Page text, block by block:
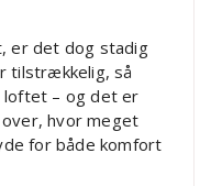
er det dog stadig
tilstrækkelig, så
loftet – og det er
hvor meget
for både komfort